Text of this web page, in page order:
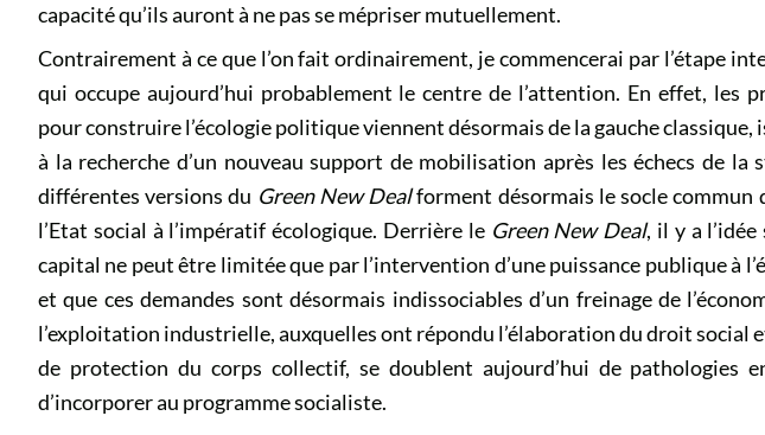
capacité qu’ils auront à ne pas se mépriser mutuellement.
Contrairement à ce que l’on fait ordinairement, je commencerai par l’étape
qui occupe aujourd’hui probablement le centre de l’attention. En effet, les
pour construire l’écologie politique viennent désormais de la gauche
à la recherche d’un nouveau support de mobilisation après les échecs de la
différentes versions du Green New Dealforment désormais le socle commun
l’Etat social à l’impératif écologique. Derrière le Green New Deal, il y a
capital ne peut être limitée que par l’intervention d’une puissance publique à
et que ces demandes sont désormais indissociables d’un freinage de
l’exploitation industrielle, auxquelles ont répondu l’élaboration du droit social
de protection du corps collectif, se doublent aujourd’hui de pathologies
d’incorporer au programme socialiste.